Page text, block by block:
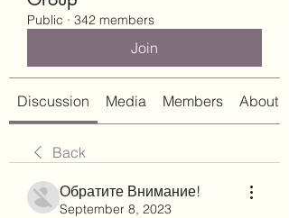
Public · 342 members
Join
Discussion Media Members About
Back
Обратите Внимание!
September 8, 2023